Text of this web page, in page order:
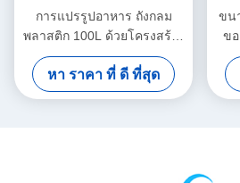
การแปรรูปอาหาร ถังกลม
พลาสติก 100L ด้วยโครงสร้าง
สูง / ต่ํา LLDPE แบบหมุน
หา ราคา ที่ ดี ที่สุด
ขน
ขอ
โ